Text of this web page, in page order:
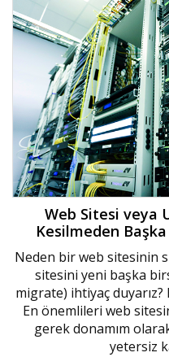
Web Sitesi veya
Kesilmeden
Neden bir web sitesinin
sitesini yeni başka
migrate) ihtiyaç
En önemlileri web
gerek donamım
yetersiz